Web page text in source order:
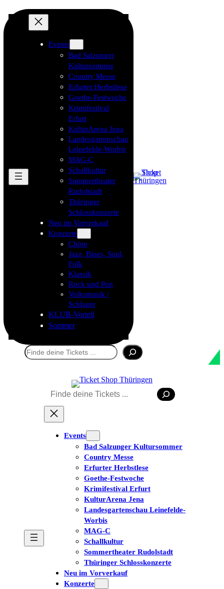
Events
Bad Salzunger
Kultursommer
Country Messe
Erfurter Herbstlese
Goethe-Festwoche
Krimifestival
Erfurt
KulturArena Jena
Landesgartenschau
Leinefelde-Worbis
MAG-C
Schallkultur
Sommertheater
Rudolstadt
Thüringer
Schlosskonzerte
Neu im Vorverkauf
Konzerte
Chöre
Jazz, Blues, Soul,
Folk
Klassik
Rock und Pop
Volksmusik /
Schlager
KLUB-Vorteil
Sommer
Suchen
Suchen
Events
Bad Salzunger Kultursommer
Country Messe
Erfurter Herbstlese
Goethe-Festwoche
Krimifestival Erfurt
KulturArena Jena
Landesgartenschau Leinefelde-
Worbis
MAG-C
Schallkultur
Sommertheater Rudolstadt
Thüringer Schlosskonzerte
Neu im Vorverkauf
Konzerte